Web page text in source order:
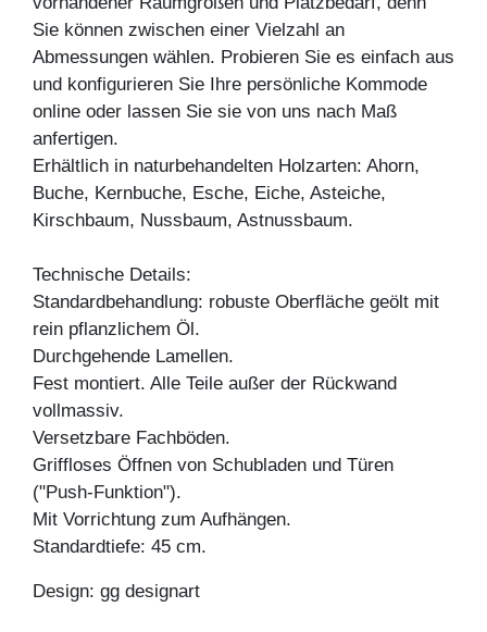
Sie können zwischen einer Vielzahl an
Abmessungen wählen. Probieren Sie es einfach aus
und konfigurieren Sie Ihre persönliche Kommode
online oder lassen Sie sie von uns nach Maß
anfertigen.
Erhältlich in naturbehandelten Holzarten: Ahorn,
Buche, Kernbuche, Esche, Eiche, Asteiche,
Kirschbaum, Nussbaum, Astnussbaum.
Technische Details:
Standardbehandlung: robuste Oberfläche geölt mit
rein pflanzlichem Öl.
Durchgehende Lamellen.
Fest montiert. Alle Teile außer der Rückwand
vollmassiv.
Versetzbare Fachböden.
Griffloses Öffnen von Schubladen und Türen
("Push-Funktion").
Mit Vorrichtung zum Aufhängen.
Standardtiefe: 45 cm.
Design: gg designart